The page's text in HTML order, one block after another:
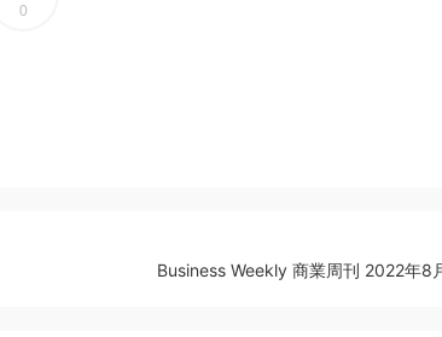
0
Business Weekly 商業周刊 2022年8